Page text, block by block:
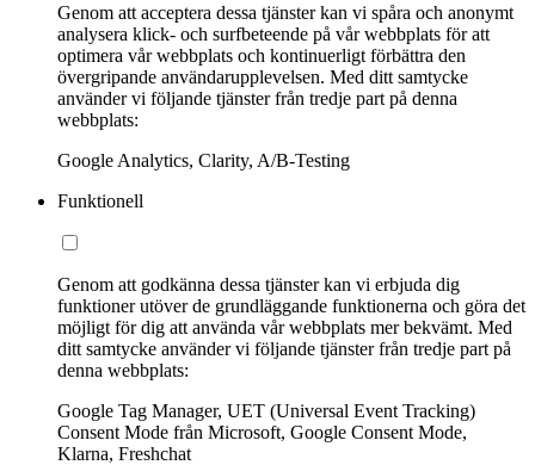
Genom att acceptera dessa tjänster kan vi spåra och anonymt
analysera klick- och surfbeteende på vår webbplats för att
optimera vår webbplats och kontinuerligt förbättra den
övergripande användarupplevelsen. Med ditt samtycke
använder vi följande tjänster från tredje part på denna
webbplats:
Google Analytics, Clarity, A/B-Testing
Funktionell
Genom att godkänna dessa tjänster kan vi erbjuda dig
funktioner utöver de grundläggande funktionerna och göra det
möjligt för dig att använda vår webbplats mer bekvämt. Med
ditt samtycke använder vi följande tjänster från tredje part på
denna webbplats:
Google Tag Manager, UET (Universal Event Tracking)
Consent Mode från Microsoft, Google Consent Mode,
Klarna, Freshchat